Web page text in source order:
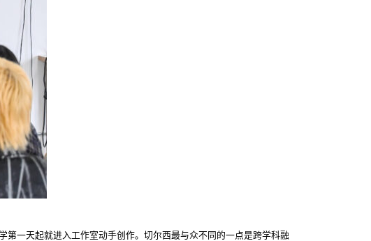
一天起就进入工作室动手创作。切尔西最与众不同的一点是跨学科融